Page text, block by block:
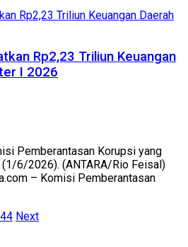
Rp2,23 Triliun Keuangan
I 2026
Pemberantasan Korupsi yang
6/2026). (ANTARA/Rio Feisal)
– Komisi Pemberantasan
Next